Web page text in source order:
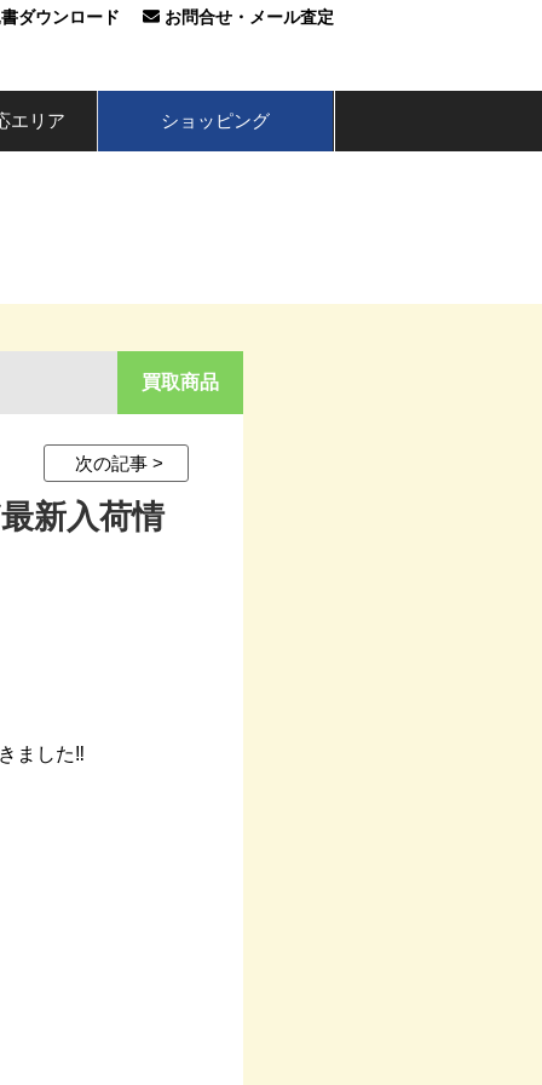
ダウンロード お問合せ・メール査定
エリア ショッピング
買取商品
次の記事 >
新入荷情
ました‼︎